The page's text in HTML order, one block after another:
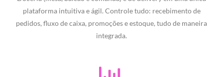
plataforma intuitiva e ágil. Controle tudo: recebimento de
pedidos, fluxo de caixa, promoções e estoque, tudo de maneira
integrada.